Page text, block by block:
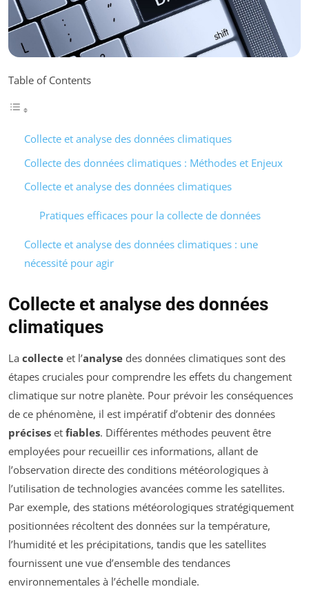
Table of Contents
Collecte et analyse des données climatiques
Collecte des données climatiques : Méthodes et Enjeux
Collecte et analyse des données climatiques
Pratiques efficaces pour la collecte de données
Collecte et analyse des données climatiques : une
nécessité pour agir
Collecte et analyse des données
climatiques
La collecte et l’analyse des données climatiques sont des
étapes cruciales pour comprendre les effets du changement
climatique sur notre planète. Pour prévoir les conséquences
de ce phénomène, il est impératif d’obtenir des données
précises et fiables. Différentes méthodes peuvent être
employées pour recueillir ces informations, allant de
l’observation directe des conditions météorologiques à
l’utilisation de technologies avancées comme les satellites.
Par exemple, des stations météorologiques stratégiquement
positionnées récoltent des données sur la température,
l’humidité et les précipitations, tandis que les satellites
fournissent une vue d’ensemble des tendances
environnementales à l’échelle mondiale.